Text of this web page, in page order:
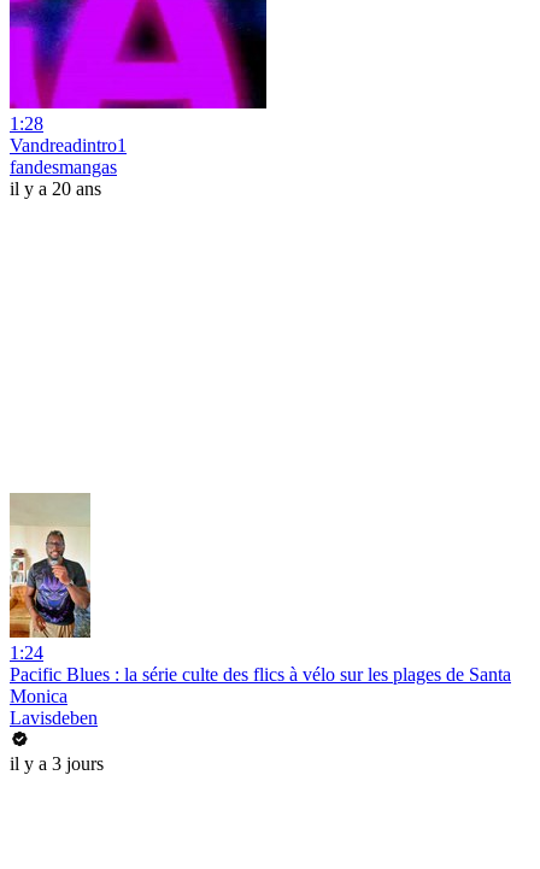
1:28
Vandreadintro1
fandesmangas
il y a 20 ans
1:24
Pacific Blues : la série culte des flics à vélo sur les plages de Santa
Monica
Lavisdeben
il y a 3 jours